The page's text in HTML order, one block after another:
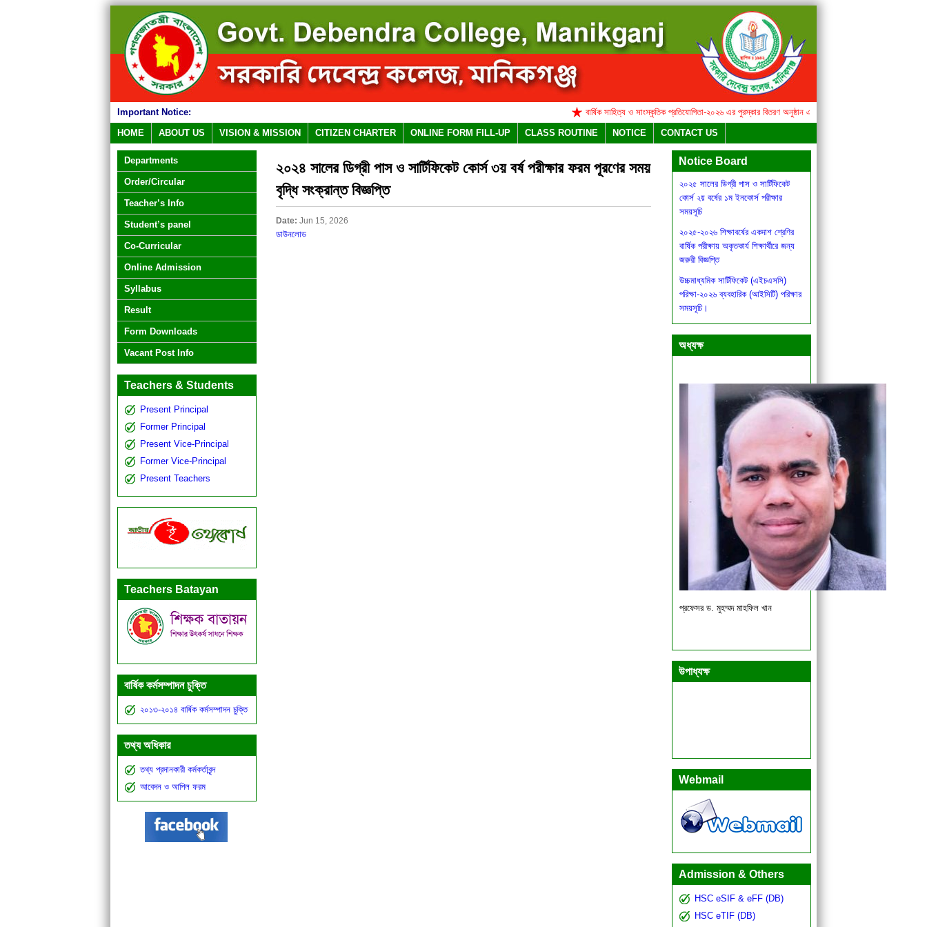
Important Notice: বার্ষিক সাহিত্য ও সাংস্কৃতিক প্রতিযোগিতা-২০২৬ এর পুরস্কার বিতরণ অনুষ্ঠান এবং মিষ্টি উৎসব সংক্রান্ত বিজ্ঞপ্তি
HOME
ABOUT US VISION & MISSION CITIZEN CHARTER ONLINE FORM FILL-UP CLASS ROUTINE NOTICE CONTACT US
Departments
Order/Circular
Teacher’s Info
Student’s panel
Co-Curricular
Online Admission
Syllabus
Result
Form Downloads
Vacant Post Info
Teachers & Students
Present Principal
Former Principal
Present Vice-Principal
Former Vice-Principal
Present Teachers
Teachers Batayan
বার্ষিক কর্মসম্পাদন চুক্তি
২০১৩-২০১৪ বার্ষিক কর্মসম্পাদন চুক্তি
তথ্য অধিকার
তথ্য প্রদানকারী কর্মকর্তাবৃন্দ
আবেদন ও আপিল ফরম
২০২৪ সালের ডিগ্রী পাস ও সার্টিফিকেট কোর্স ৩য় বর্ষ পরীক্ষার ফরম পূরণের সময়
বৃদ্ধি সংক্রান্ত বিজ্ঞপ্তি
Date: Jun 15, 2026
ডাউনলোড
Notice Board
বার্ষিক সাহিত্য ও সাংস্কৃতিক
অনুষ্ঠান এবং মিষ্টি উৎসব সংক্রান্ত বিজ্ঞপ্তি
২০২৫ সালের ডিগ্রী পাস ও সার্টিফিকেট
কোর্স ২য় বর্ষের ১ম ইনকোর্স পরীক্ষার
সময়সূচি
বার্ষিক পরীক্ষায় অকৃতকার্য শিক্ষার্থীরে জন্য
জরুরী বিজ্ঞপ্তি
পরিক্ষা-২০২৬ ব্যবহারিক (আইসিটি) পরিক্ষার
সময়সূচি।
বিজ্ঞপ্তি।
অধ্যক্ষ
প্রফেসর ড. মুহম্মদ মাহফিল খান
উপাধ্যক্ষ
Webmail
Admission & Others
HSC eSIF & eFF (DB)
HSC eTIF (DB)